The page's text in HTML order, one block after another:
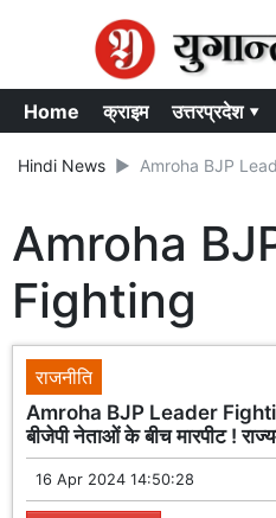
Home क्राइम उत्तरप्रदेश ▾
Hindi News Amroha BJP
Amroha
Fighting
राजनीति
Amroha BJP Leader
बीजेपी नेताओं के बीच मारपीट !
16 Apr 2024 14:50:28